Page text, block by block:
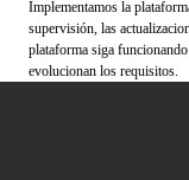
Implementamos la
supervisión, las
plataforma siga
evolucionan los requisitos.